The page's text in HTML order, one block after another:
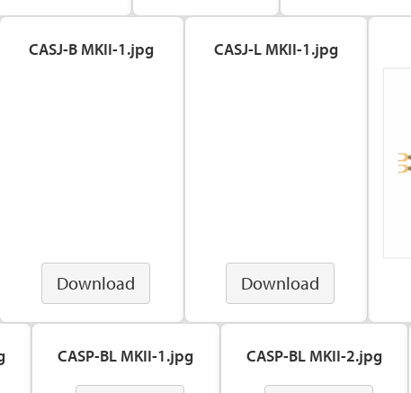
CASJ-B MKII-1.jpg
Download
CASJ-L MKII-1.jpg
Download
CASP-BL MKII-1.jpg CASP-BL MKII-2.jpg